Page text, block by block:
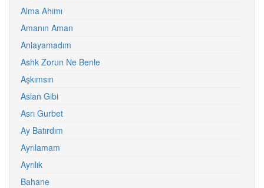
Alma Ahımı
Amanın Aman
Anlayamadım
Ashk Zorun Ne Benle
Aşkımsın
Aslan Gibi
Asrı Gurbet
Ay Batırdım
Ayrılamam
Ayrılık
Bahane